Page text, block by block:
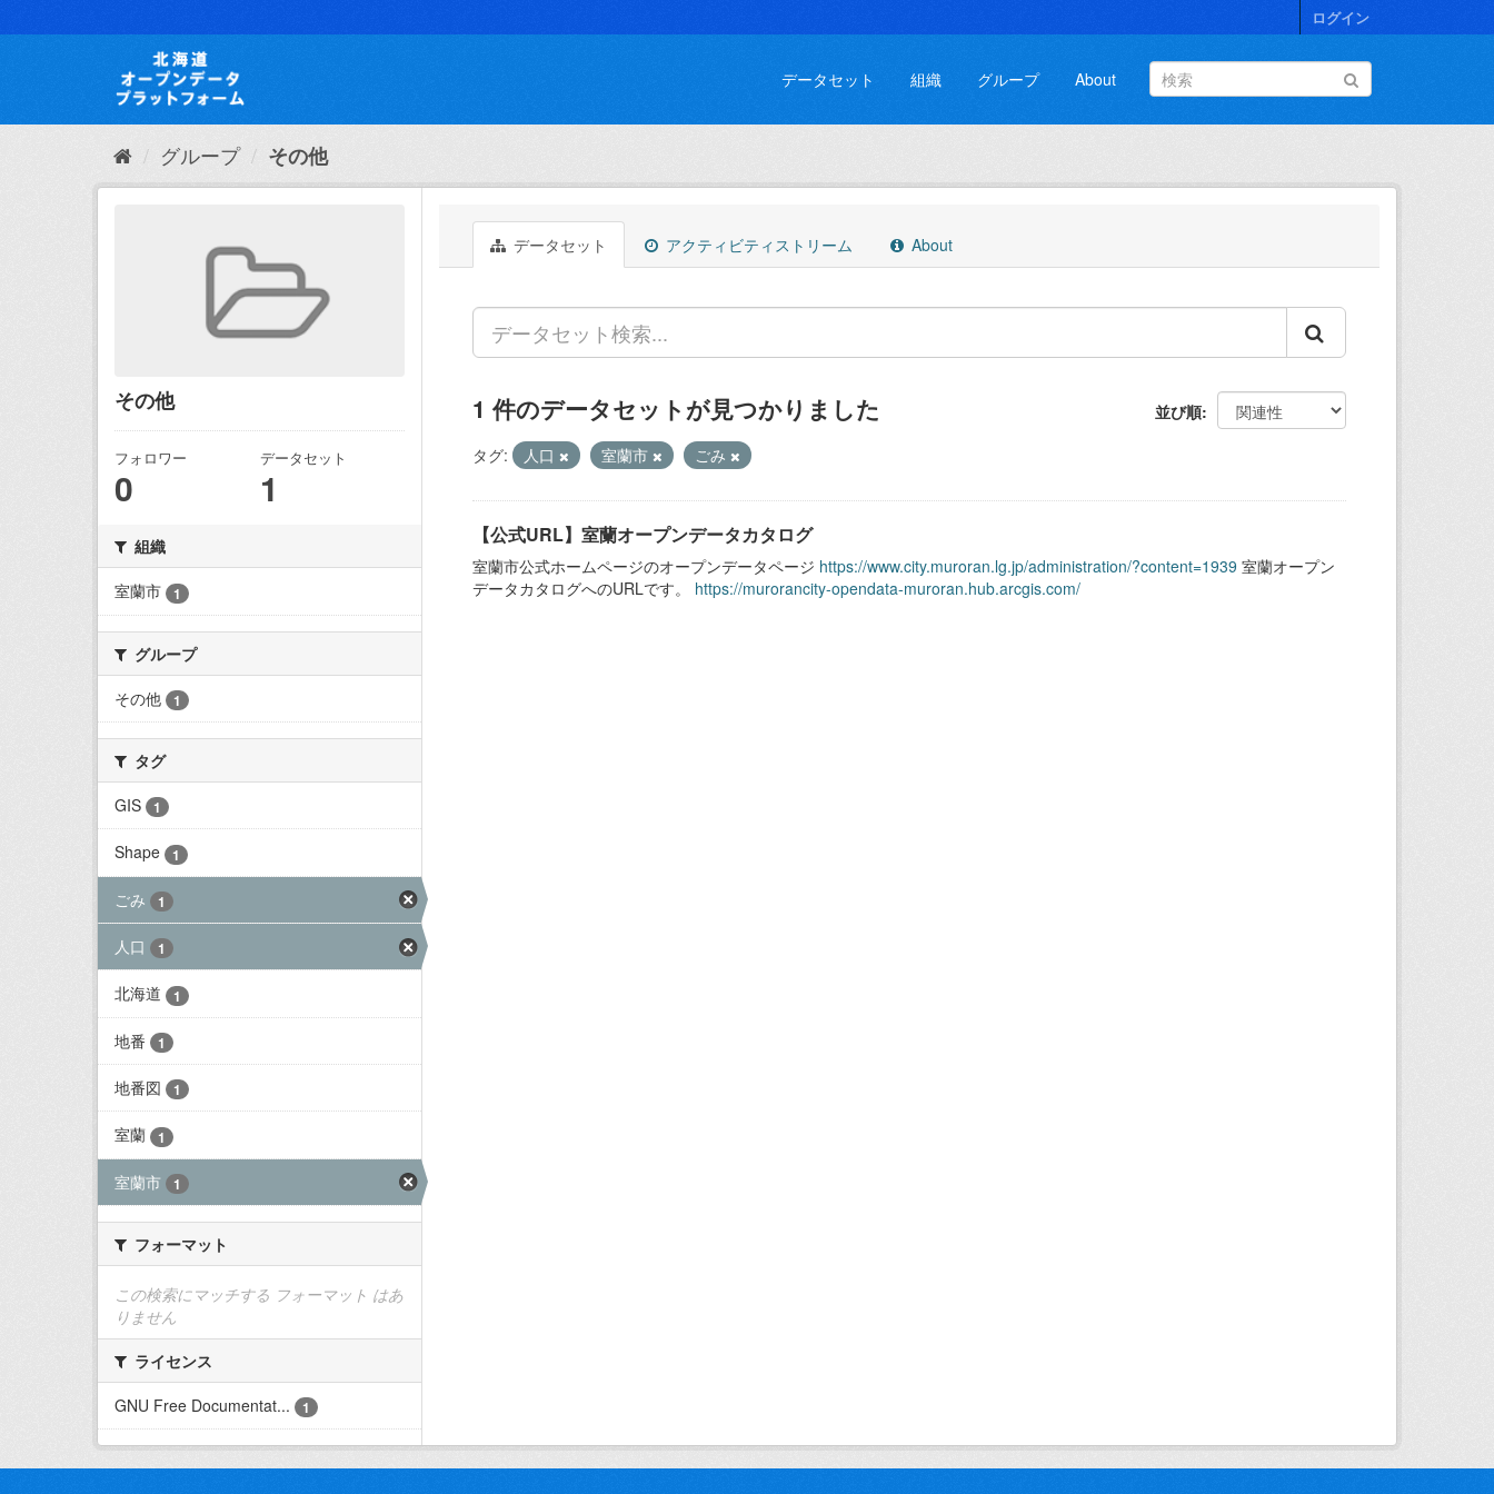
キ
て
ログイン
データセット 組織 グループ About
グループ その他
その他
フォロワー
0
データセット
1
組織
室蘭市
1
グループ
その他
1
タグ
GIS
1
Shape 1
ごみ 1
人口 1
北海道 1
地番 1
地番図 1
室蘭 1
室蘭市 1
フォーマット
この検索にマッチする フォーマット はあ
りません
ライセンス
GNU Free Documentat...
1
データセット アクティビティストリーム About
並び順
1 件のデータセットが見つかりました
タグ: 人口 室蘭市 ごみ
【公式URL】室蘭オープンデータカタログ
室蘭市公式ホームページのオープンデータページ https://www.city.muroran.lg.jp/administration/?content=1939 室蘭オープン
データカタログへのURLです。 https://murorancity-opendata-muroran.hub.arcgis.com/